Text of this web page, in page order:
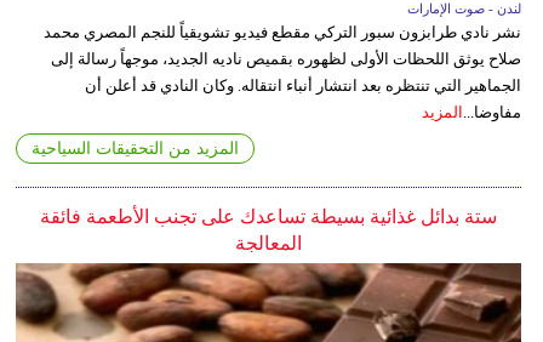
لندن - صوت الإمارات
نشر نادي طرابزون سبور التركي مقطع فيديو تشويقياً للنجم المصري محمد
صلاح يوثق اللحظات الأولى لظهوره بقميص ناديه الجديد، موجهاً رسالة إلى
الجماهير التي تنتظره بعد انتشار أنباء انتقاله. وكان النادي قد أعلن أن
مفاوضا... المزيد
المزيد من التحقيقات السياحية
ستة بدائل غذائية بسيطة تساعدك على تجنب الأطعمة فائقة
المعالجة